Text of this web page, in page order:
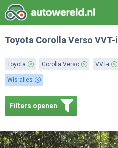
Toyota Corolla Verso VVT-i
Toyota Corolla Verso VVT-i
Wis alles
Filters openen